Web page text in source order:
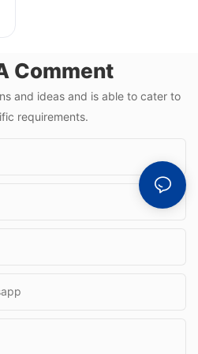
Comment
and ideas and is able to cater to
requirements.